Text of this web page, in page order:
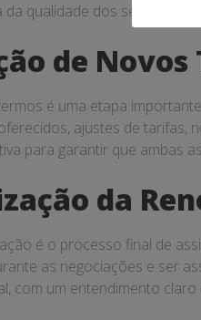
qualidade dos serviços
de Novos
é uma etapa
ajustes de tarifas,
para garantir que ambas
da
é o processo final de
as negociações e ser
com um entendimento